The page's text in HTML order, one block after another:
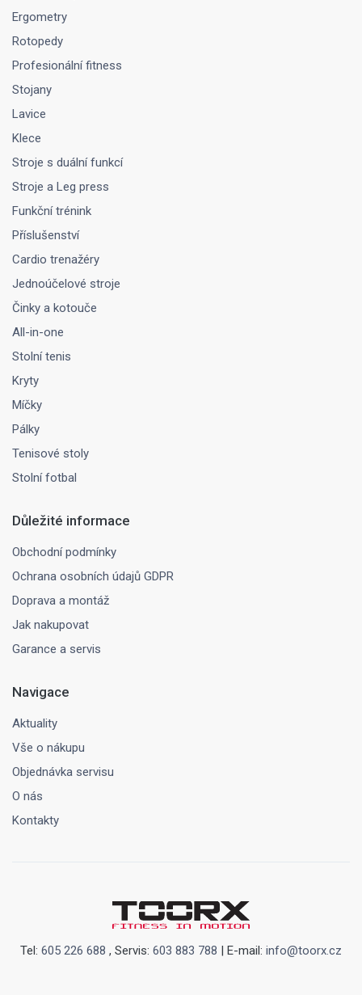
Ergometry
Rotopedy
Profesionální fitness
Stojany
Lavice
Klece
Stroje s duální funkcí
Stroje a Leg press
Funkční trénink
Příslušenství
Cardio trenažéry
Jednoúčelové stroje
Činky a kotouče
All-in-one
Stolní tenis
Kryty
Míčky
Pálky
Tenisové stoly
Stolní fotbal
Důležité informace
Obchodní podmínky
Ochrana osobních údajů GDPR
Doprava a montáž
Jak nakupovat
Garance a servis
Navigace
Aktuality
Vše o nákupu
Objednávka servisu
O nás
Kontakty
Tel: 605 226 688 , Servis: 603 883 788 | E-mail: info@toorx.cz